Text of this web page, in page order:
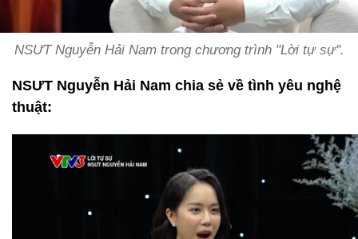
NSƯT Nguyễn Hải Nam trong chương trình "Lời tự sự".
NSƯT Nguyễn Hải Nam chia sẻ về tình yêu nghệ
thuật: